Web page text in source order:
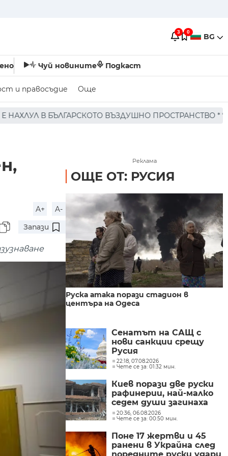
3 0 BG
Чуй новините Подкаст
и правосъдие Още
ВЪЗДУШНО ПРОСТРАНСТВО * * * НЯМА
A+
A-
Запази
Реклама
ОЩЕ ОТ: РУСИЯ
Руска атака порази стадион в
центъра на Одеса
Сенатът на САЩ с
нови санкции срещу
Русия
22:18, 07.08.2026
Чете се за: 01:32 мин.
Киев порази две руски
рафинерии, най-малко
седем души загинаха
при руски удари в
Украйна
20:36, 06.08.2026
Чете се за: 00:50 мин.
Поне 17 жертви и 45
ранени в Украйна след